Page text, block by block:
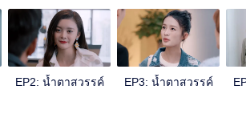
รื่อยๆ หลังจากเรื่องหลายๆ อย่างผ่านไป ตู้เสี่ยวซู่กับเหล
ใจผิดและอคติระหว่างทั้งสองด้วย
EP2: น้ำตาสวรรค์ EP3: น้ำตาสวรรค์